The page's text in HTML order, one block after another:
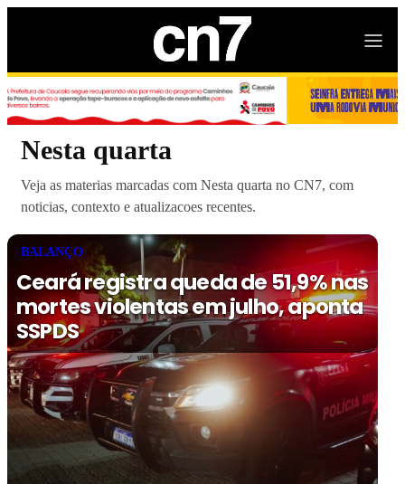
Nesta quarta
Veja as materias marcadas com Nesta quarta no CN7, com
noticias, contexto e atualizacoes recentes.
BALANÇO
Ceará registra queda de 51,9% nas
mortes violentas em julho, aponta
SSPDS